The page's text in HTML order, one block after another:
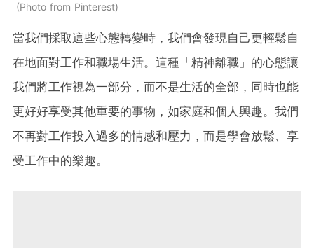
Photo from Pinterest
當我們採取這些心態轉變時，我們會發現自己更輕鬆自
在地面對工作和職場生活。這種「精神離職」的心態讓
我們將工作視為一部分，而不是生活的全部，同時也能
更好好享受其他重要的事物，如家庭和個人興趣。我們
不再對工作投入過多的情感和壓力，而是學會放鬆、享
受工作中的樂趣。